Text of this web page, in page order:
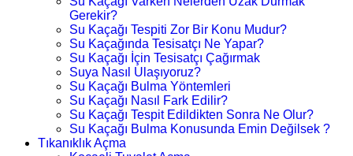
Gerekir?
Su Kaçağı Tespiti Zor Bir Konu Mudur?
Su Kaçağında Tesisatçı Ne Yapar?
Su Kaçağı İçin Tesisatçı Çağırmak
Suya Nasıl Ulaşıyoruz?
Su Kaçağı Bulma Yöntemleri
Su Kaçağı Nasıl Fark Edilir?
Su Kaçağı Tespit Edildikten Sonra Ne Olur?
Su Kaçağı Bulma Konusunda Emin Değilsek ?
Tıkanıklık Açma